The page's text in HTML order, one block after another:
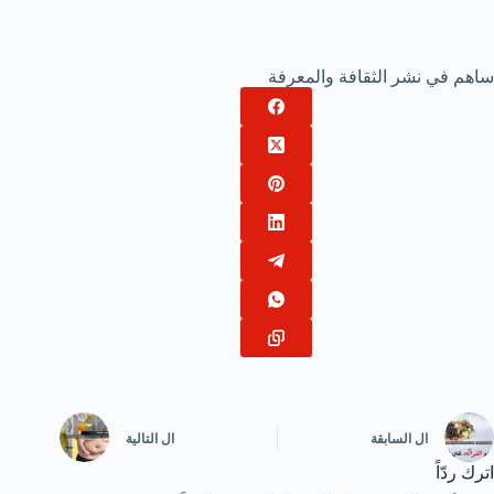
ساهم في نشر الثقافة والمعرفة
ال السابقة ال التالية
اترك ردّاً